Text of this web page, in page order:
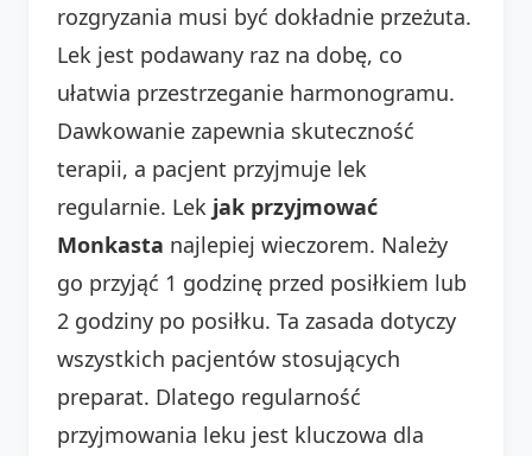
rozgryzania musi być dokładnie przeżuta.
Lek jest podawany raz na dobę, co
ułatwia przestrzeganie harmonogramu.
Dawkowanie zapewnia skuteczność
terapii, a pacjent przyjmuje lek
regularnie. Lek jak przyjmować
Monkasta najlepiej wieczorem. Należy
go przyjąć 1 godzinę przed posiłkiem lub
2 godziny po posiłku. Ta zasada dotyczy
wszystkich pacjentów stosujących
preparat. Dlatego regularność
przyjmowania leku jest kluczowa dla